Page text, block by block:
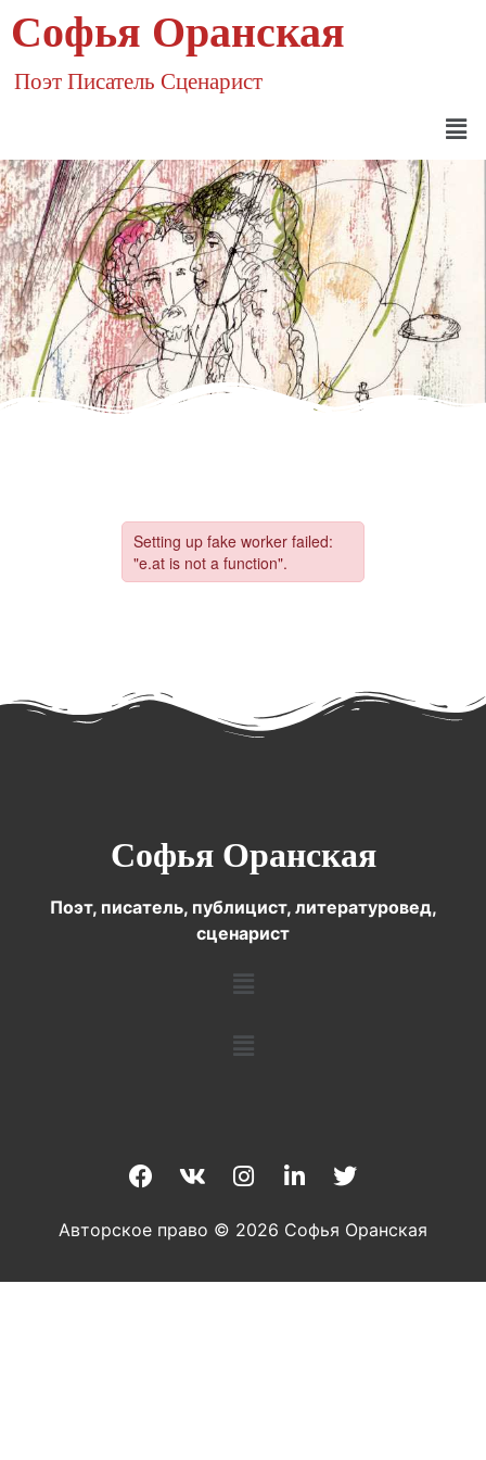
Софья Оранская
Поэт Писатель Сценарист
Софья Оранская
Поэт, писатель, публицист, литературовед,
сценарист
Авторское право © 2026 Софья Оранская